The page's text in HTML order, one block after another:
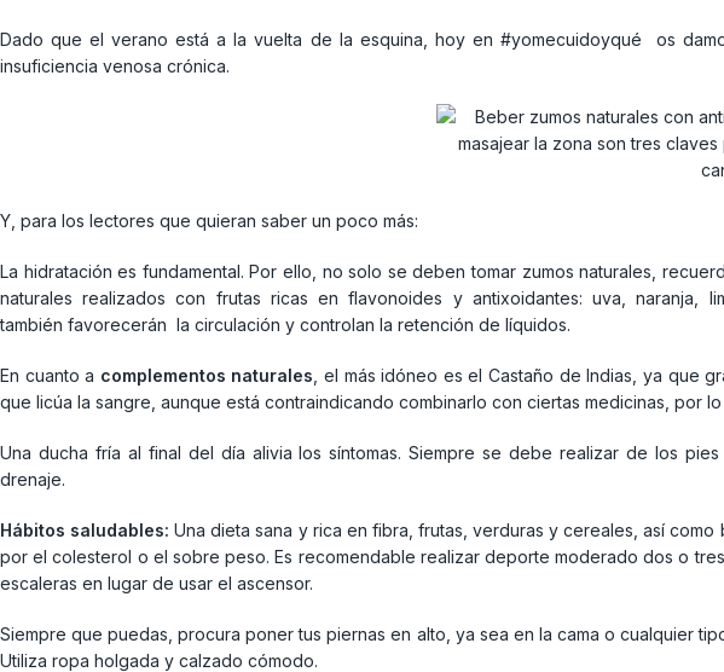
Dado que el verano está a la vuelta de la esquina, hoy en #yomecuidoyqué os
insuficiencia venosa crónica.
Y, para los lectores que quieran saber un poco más:
La hidratación es fundamental. Por ello, no solo se deben tomar zumos naturales,
naturales realizados con frutas ricas en flavonoides y antixoidantes: uva, naranja,
también favorecerán la circulación y controlan la retención de líquidos.
En cuanto a complementos naturales , el más idóneo es el Castaño de Indias, ya que
que licúa la sangre, aunque está contraindicando combinarlo con ciertas medicinas, por
Una ducha fría al final del día alivia los síntomas. Siempre se debe realizar de los
drenaje.
Hábitos saludables: Una dieta sana y rica en fibra, frutas, verduras y cereales, así
por el colesterol o el sobre peso. Es recomendable realizar deporte moderado dos o
escaleras en lugar de usar el ascensor.
Siempre que puedas, procura poner tus piernas en alto, ya sea en la cama o cualquier
Utiliza ropa holgada y calzado cómodo.